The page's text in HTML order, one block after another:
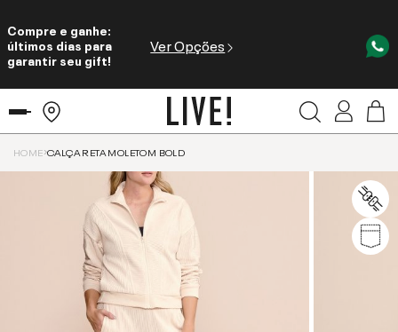
Compre e ganhe:
últimos dias para
garantir seu gift!
Ver Opções
HOME CALÇA RETA MOLETOM BOLD